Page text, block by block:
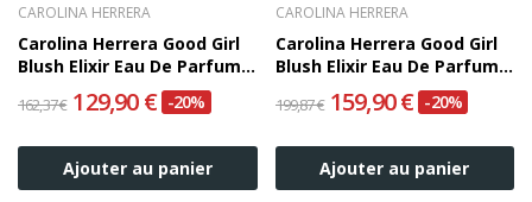
CAROLINA HERRERA
Carolina Herrera Good Girl
Blush Elixir Eau De Parfum
162,37 € 129,90 € -20%
Ajouter au panier
CAROLINA HERRERA
Carolina Herrera Good Girl
Blush Elixir Eau De Parfum
199,87 € 159,90 € -20%
Ajouter au panier